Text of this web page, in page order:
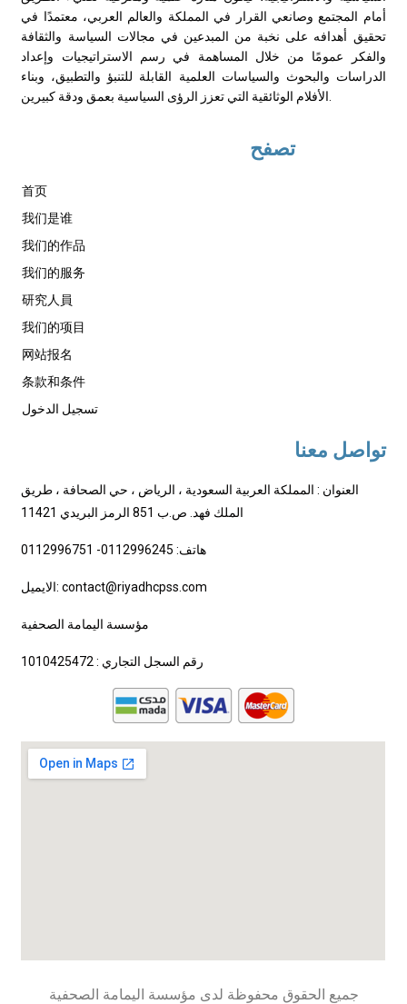
أمام المجتمع وصانعي القرار في المملكة والعالم العربي، معتمدًا في
تحقيق أهدافه على نخبة من المبدعين في مجالات السياسة والثقافة
والفكر عمومًا من خلال المساهمة في رسم الاستراتيجيات وإعداد
الدراسات والبحوث والسياسات العلمية القابلة للتنبؤ والتطبيق، وبناء
تصفح
首页
我们是谁
我们的作品
我们的服务
研究人員
我们的项目
网站报名
条款和条件
تسجيل الدخول
تواصل معنا
العنوان : المملكة العربية السعودية ، الرياض ، حي الصحافة ، طريق
الملك فهد. ص.ب 851 الرمز البريدي 11421
هاتف: 0112996245- 0112996751
الايميل: contact@riyadhcpss.com
مؤسسة اليمامة الصحفية
رقم السجل التجاري : 1010425472
جميع الحقوق محفوظة لدى مؤسسة اليمامة الصحفية